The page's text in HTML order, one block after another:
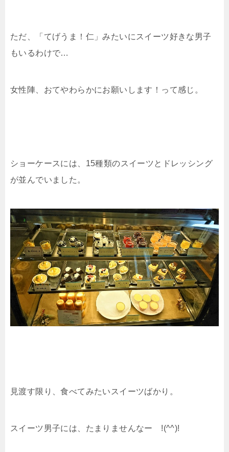
ただ、「てげうま！仁」みたいにスイーツ好きな男子
もいるわけで…
女性陣、おてやわらかにお願いします！って感じ。
ショーケースには、15種類のスイーツとドレッシング
が並んでいました。
見渡す限り、食べてみたいスイーツばかり。
スイーツ男子には、たまりませんなー !(^^)!